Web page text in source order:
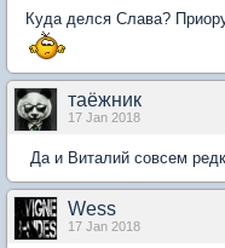
Куда делся Слава?
таёжник
17 Jan 2018
Да и Виталий совсем
Wess
17 Jan 2018